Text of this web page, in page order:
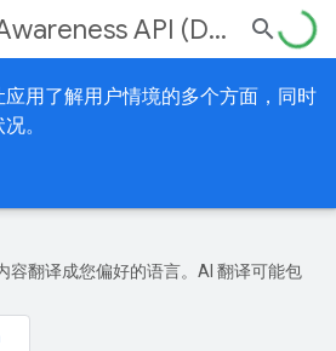
API (Deprecated)
用了解用户情境的多个方面，同时
。
容翻译成您偏好的语言。AI 翻译可能包